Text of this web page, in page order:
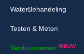
WaterBehandeling
Testen & Meten
Verduurzamen NIEUW